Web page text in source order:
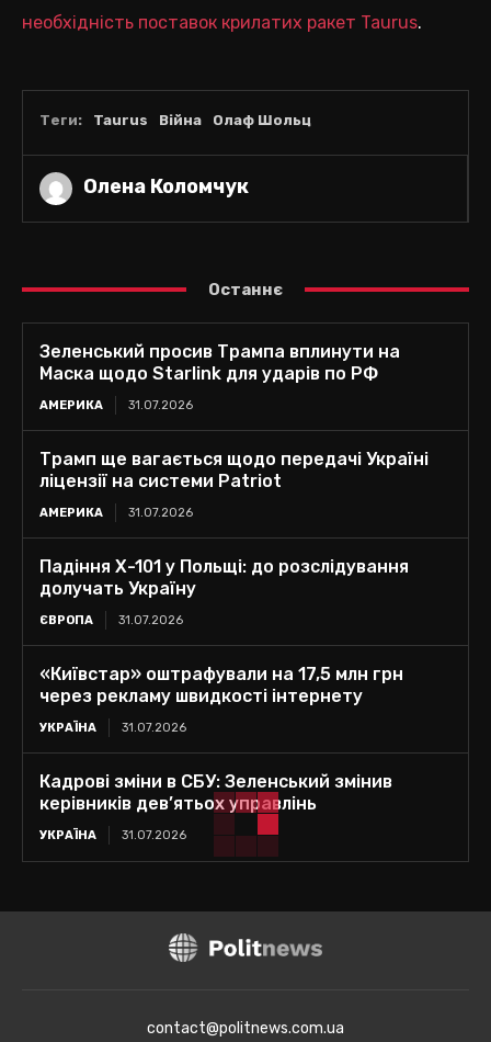
необхідність поставок крилатих ракет Taurus.
Олена Коломчук
Теги: Taurus Війна Олаф Шольц
Останнє
Зеленський просив Трампа вплинути на
Маска щодо Starlink для ударів по РФ
АМЕРИКА 31.07.2026
Трамп ще вагається щодо передачі Україні
ліцензії на системи Patriot
АМЕРИКА 31.07.2026
Падіння Х-101 у Польщі: до розслідування
долучать Україну
ЄВРОПА 31.07.2026
«Київстар» оштрафували на 17,5 млн грн
через рекламу швидкості інтернету
УКРАЇНА 31.07.2026
Кадрові зміни в СБУ: Зеленський змінив
керівників дев’ятьох управлінь
УКРАЇНА 31.07.2026
contact@politnews.com.ua